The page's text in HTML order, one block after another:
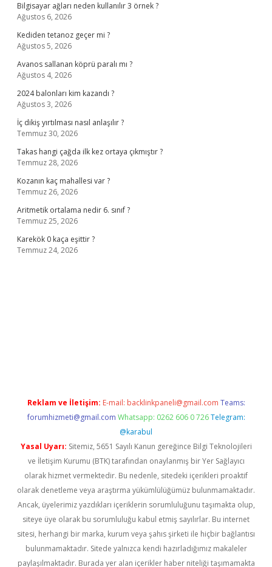
Bilgisayar ağları neden kullanılır 3 örnek ?
Ağustos 6, 2026
Kediden tetanoz geçer mi ?
Ağustos 5, 2026
Avanos sallanan köprü paralı mı ?
Ağustos 4, 2026
2024 balonları kim kazandı ?
Ağustos 3, 2026
İç dikiş yırtılması nasıl anlaşılır ?
Temmuz 30, 2026
Takas hangi çağda ilk kez ortaya çıkmıştır ?
Temmuz 28, 2026
Kozanın kaç mahallesi var ?
Temmuz 26, 2026
Aritmetik ortalama nedir 6. sınıf ?
Temmuz 25, 2026
Karekök 0 kaça eşittir ?
Temmuz 24, 2026
Reklam ve İletişim: E-mail: backlinkpaneli@gmail.com Teams:
forumhizmeti@gmail.com Whatsapp: 0262 606 0 726 Telegram:
@karabul
Yasal Uyarı: Sitemiz, 5651 Sayılı Kanun gereğince Bilgi Teknolojileri
ve İletişim Kurumu (BTK) tarafından onaylanmış bir Yer Sağlayıcı
olarak hizmet vermektedir. Bu nedenle, sitedeki içerikleri proaktif
olarak denetleme veya araştırma yükümlülüğümüz bulunmamaktadır.
Ancak, üyelerimiz yazdıkları içeriklerin sorumluluğunu taşımakta olup,
siteye üye olarak bu sorumluluğu kabul etmiş sayılırlar. Bu internet
sitesi, herhangi bir marka, kurum veya şahıs şirketi ile hiçbir bağlantısı
bulunmamaktadır. Sitede yalnızca kendi hazırladığımız makaleler
paylaşılmaktadır. Burada yer alan içerikler haber niteliği taşımamakta